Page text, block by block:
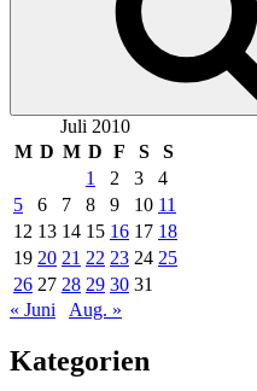
Juli 2010
M D M D F S
S
1
2 3
4
5
6 7 8 9 10 11
12 13 14 15 16 17 18
19 20 21 22 23 24 25
26 27 28 29 30 31
« Juni
Aug. »
Kategorien